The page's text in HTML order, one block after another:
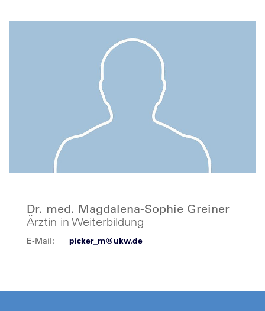
Dr. med. Magdalena-Sophie Greiner
Ärztin in Weiterbildung
E-Mail: picker_m@ukw.de